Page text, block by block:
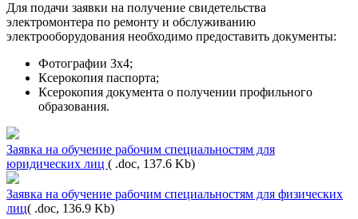
Для подачи заявки на получение свидетельства
электромонтера по ремонту и обслуживанию
электрооборудования необходимо предоставить документы:
Фотографии 3х4;
Ксерокопия паспорта;
Ксерокопия документа о получении профильного
образования.
Заявка на обучение рабочим специальностям для
юридических лиц ( .doc, 137.6 Kb)
Заявка на обучение рабочим специальностям для физических
лиц( .doc, 136.9 Kb)